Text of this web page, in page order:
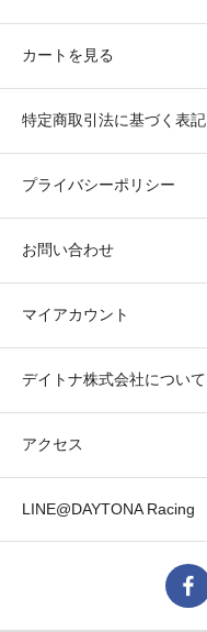
カートを見る
特定商取引法に基づく表記
プライバシーポリシー
お問い合わせ
マイアカウント
デイトナ株式会社について
アクセス
LINE@DAYTONA Racing